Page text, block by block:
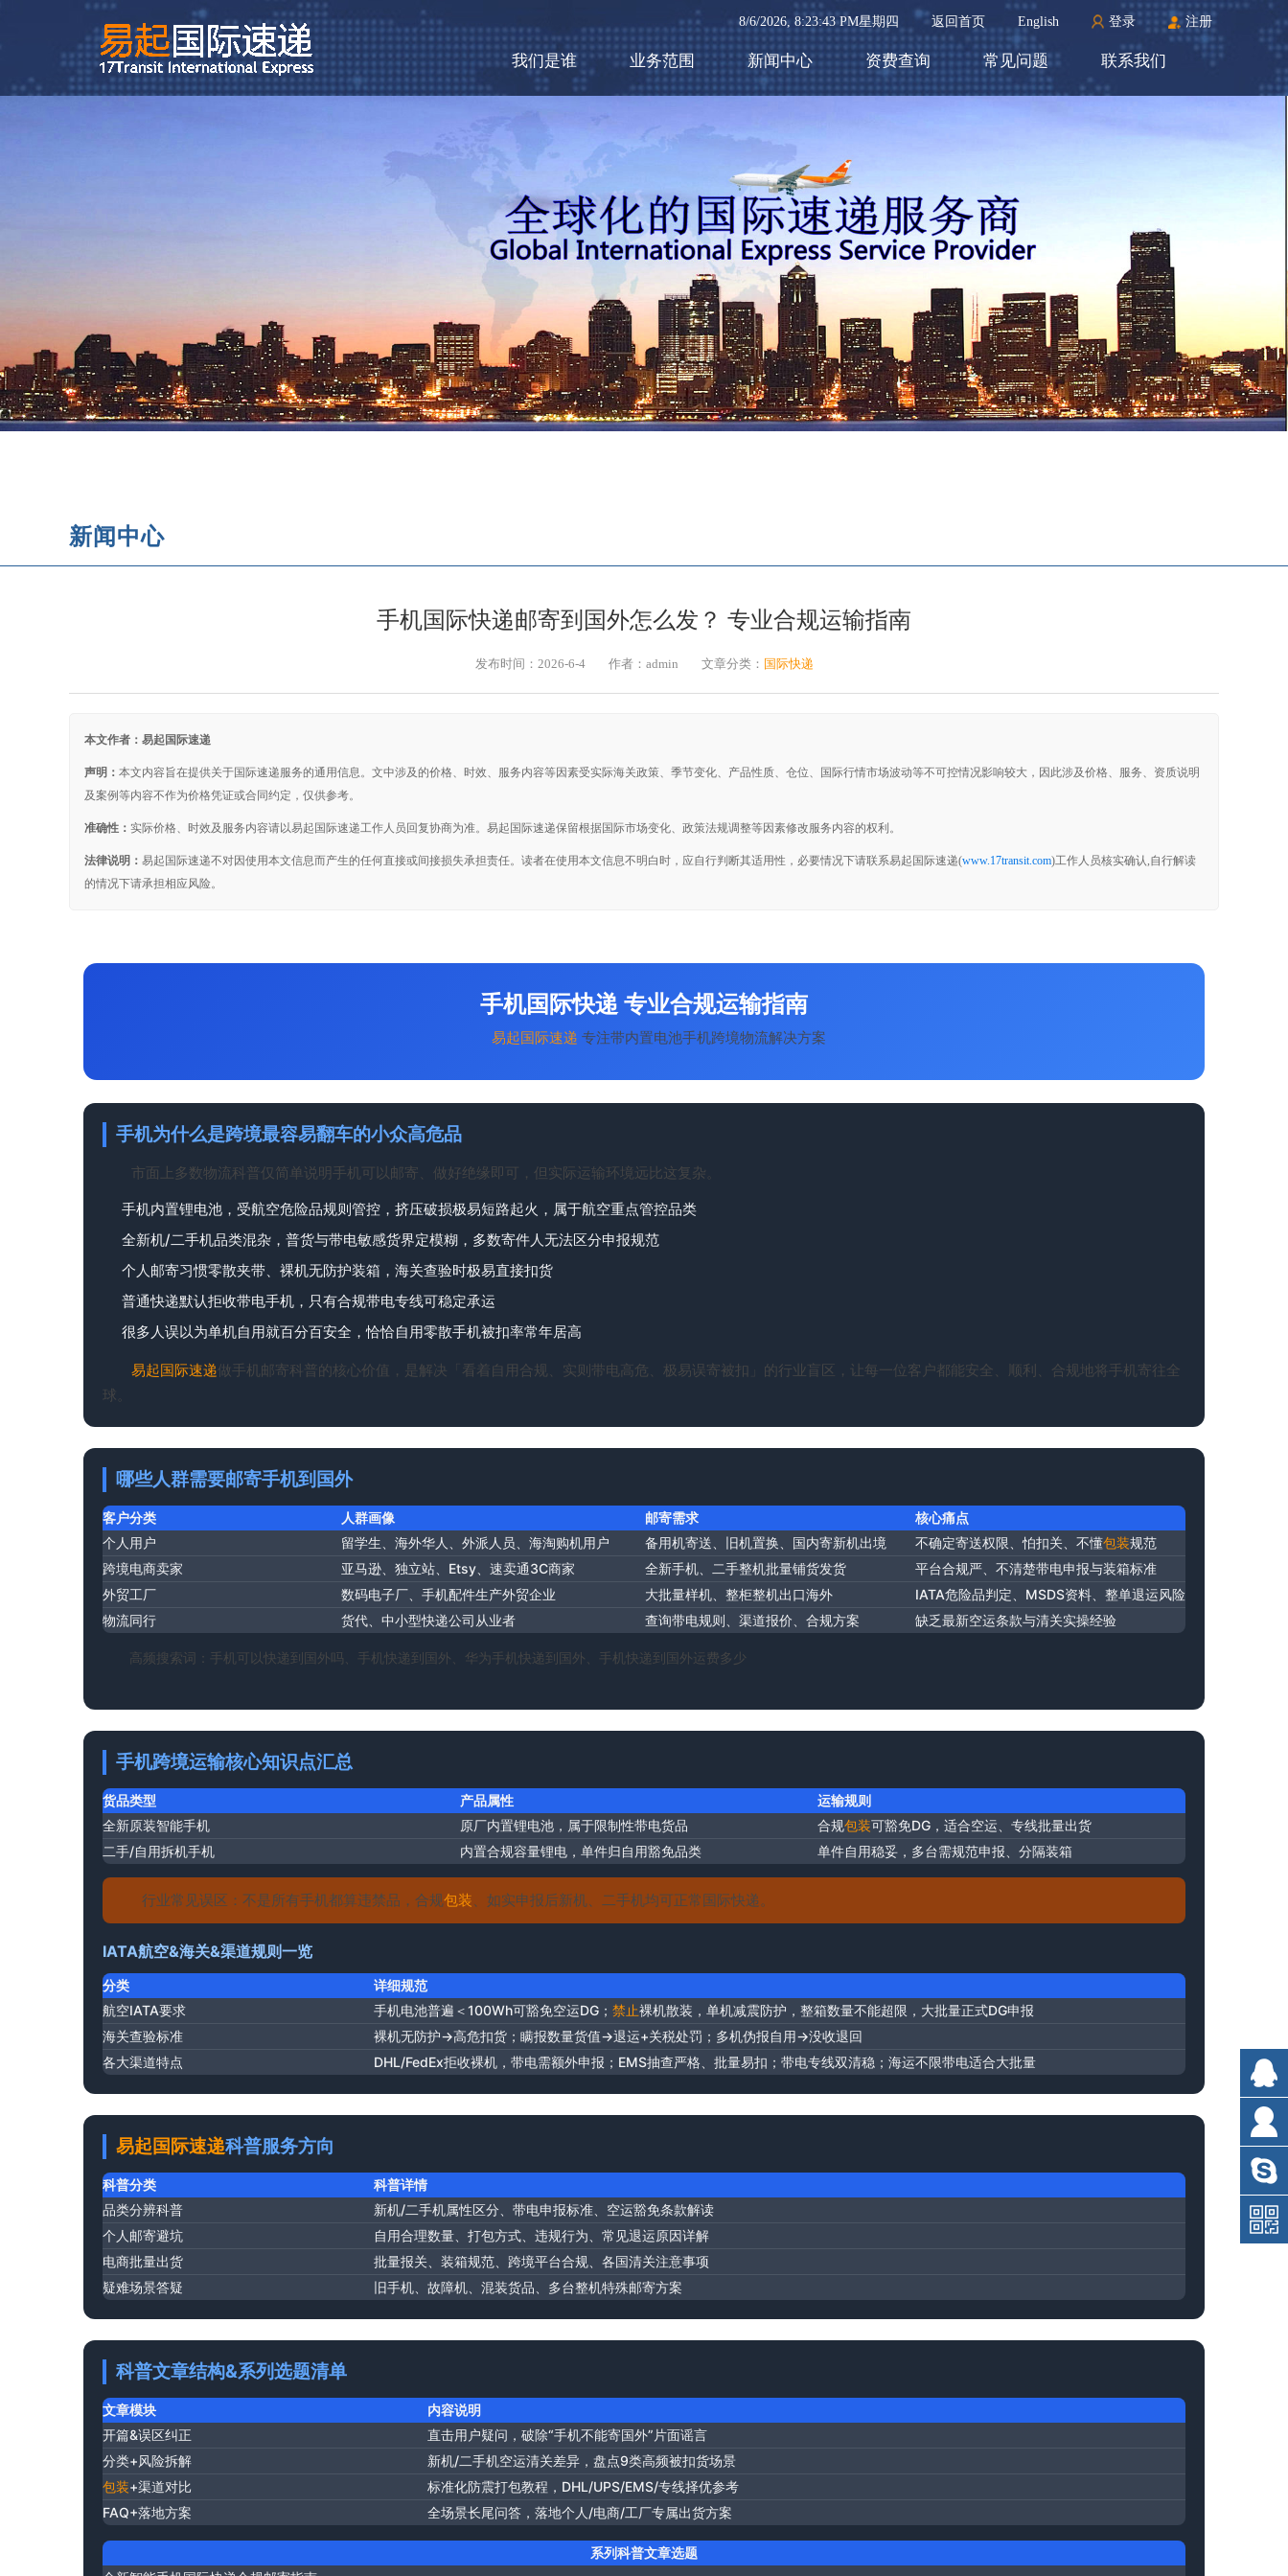
8/6/2026, 8:23:45 PM星期四 返回首页 English 登录 注册
我们是谁 业务范围 新闻中心 资费查询 常见问题 联系我们
新闻中心
手机国际快递邮寄到国外怎么发？ 专业合规运输指南
发布时间：2026-6-4 作者：admin 文章分类： 国际快递
本文作者：易起国际速递
声明： 本文内容旨在提供关于国际速递服务的通用信息。文中涉及的价格、时效、服务内容等因素受实际海关政策、季节变化、产品性质、仓位、国际行情市场波动等不可控情况影响较大，因此涉及价格、服务、资质说明
及案例等内容不作为价格凭证或合同约定，仅供参考。
准确性： 实际价格、时效及服务内容请以易起国际速递工作人员回复协商为准。易起国际速递保留根据国际市场变化、政策法规调整等因素修改服务内容的权利。
法律说明： 易起国际速递不对因使用本文信息而产生的任何直接或间接损失承担责任。读者在使用本文信息不明白时，应自行判断其适用性，必要情况下请联系易起国际速递(www.17transit.com)工作人员核实确认,自行解读
的情况下请承担相应风险。
手机国际快递 专业合规运输指南
易起国际速递 专注带内置电池手机跨境物流解决方案
手机为什么是跨境最容易翻车的小众高危品
市面上多数物流科普仅简单说明手机可以邮寄、做好绝缘即可，但实际运输环境远比这复杂。
手机内置锂电池，受航空危险品规则管控，挤压破损极易短路起火，属于航空重点管控品类
全新机/二手机品类混杂，普货与带电敏感货界定模糊，多数寄件人无法区分申报规范
个人邮寄习惯零散夹带、裸机无防护装箱，海关查验时极易直接扣货
普通快递默认拒收带电手机，只有合规带电专线可稳定承运
很多人误以为单机自用就百分百安全，恰恰自用零散手机被扣率常年居高
易起国际速递做手机邮寄科普的核心价值，是解决「看着自用合规、实则带电高危、极易误寄被扣」的行业盲区，让每一位客户都能安全、顺利、合规地将手机寄往全
球。
哪些人群需要邮寄手机到国外
客户分类 人群画像 邮寄需求
核心痛点
个人用户
留学生、海外华人、外派人员、海淘购机用户 备用机寄送、旧机置换、国内寄新机出境 不确定寄送权限、怕扣关、不懂包装规范
跨境电商卖家
亚马逊、独立站、Etsy、速卖通3C商家 全新手机、二手整机批量铺货发货
平台合规严、不清楚带电申报与装箱标准
外贸工厂
数码电子厂、手机配件生产外贸企业 大批量样机、整柜整机出口海外
IATA危险品判定、MSDS资料、整单退运风险
物流同行
货代、中小型快递公司从业者 查询带电规则、渠道报价、合规方案 缺乏最新空运条款与清关实操经验
高频搜索词：手机可以快递到国外吗、手机快递到国外、华为手机快递到国外、手机快递到国外运费多少
手机跨境运输核心知识点汇总
货品类型 产品属性
运输规则
全新原装智能手机
原厂内置锂电池，属于限制性带电货品 合规包装可豁免DG，适合空运、专线批量出货
二手/自用拆机手机
内置合规容量锂电，单件归自用豁免品类 单件自用稳妥，多台需规范申报、分隔装箱
行业常见误区：不是所有手机都算违禁品，合规包装、如实申报后新机、二手机均可正常国际快递。
IATA航空&海关&渠道规则一览
分类
详细规范
航空IATA要求
手机电池普遍＜100Wh可豁免空运DG； 禁止裸机散装，单机减震防护，整箱数量不能超限，大批量正式DG申报
海关查验标准
裸机无防护→高危扣货；瞒报数量货值→退运+关税处罚；多机伪报自用→没收退回
各大渠道特点
DHL/FedEx拒收裸机，带电需额外申报；EMS抽查严格、批量易扣；带电专线双清稳；海运不限带电适合大批量
易起国际速递科普服务方向
科普分类
科普详情
品类分辨科普
新机/二手机属性区分、带电申报标准、空运豁免条款解读
个人邮寄避坑
自用合理数量、打包方式、违规行为、常见退运原因详解
电商批量出货
批量报关、装箱规范、跨境平台合规、各国清关注意事项
疑难场景答疑
旧手机、故障机、混装货品、多台整机特殊邮寄方案
科普文章结构&系列选题清单
文章模块
内容说明
开篇&误区纠正
直击用户疑问，破除“手机不能寄国外”片面谣言
分类+风险拆解
新机/二手机空运清关差异，盘点9类高频被扣货场景
包装+渠道对比
标准化防震打包教程，DHL/UPS/EMS/专线择优参考
FAQ+落地方案
全场景长尾问答，落地个人/电商/工厂专属出货方案
系列科普文章选题